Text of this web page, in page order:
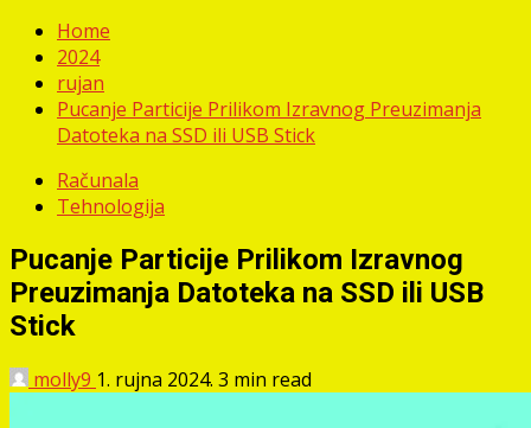
Home
2024
rujan
Pucanje Particije Prilikom Izravnog Preuzimanja
Datoteka na SSD ili USB Stick
Računala
Tehnologija
Pucanje Particije Prilikom Izravnog
Preuzimanja Datoteka na SSD ili USB
Stick
molly9 1. rujna 2024. 3 min read